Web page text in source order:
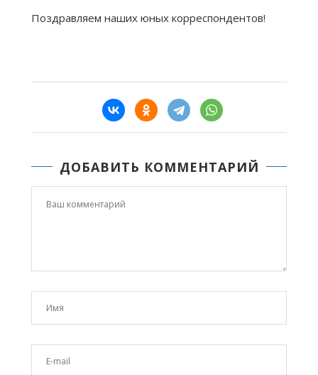
Поздравляем наших юных корреспондентов!
ДОБАВИТЬ КОММЕНТАРИЙ